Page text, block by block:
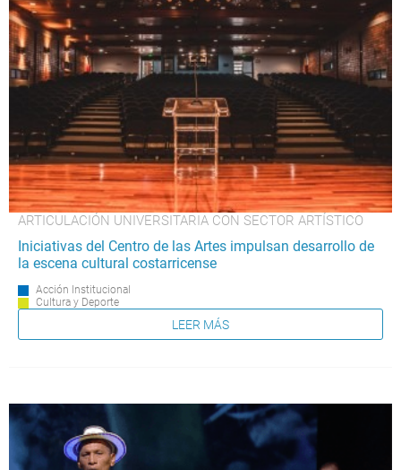
ARTICULACIÓN UNIVERSITARIA CON SECTOR ARTÍSTICO
Iniciativas del Centro de las Artes impulsan desarrollo de
la escena cultural costarricense
Acción Institucional
Cultura y Deporte
LEER MÁS